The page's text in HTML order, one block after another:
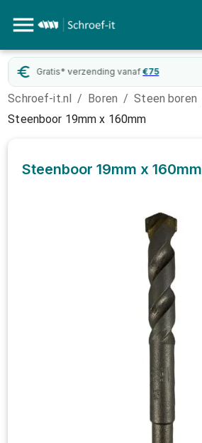
Gratis* verzending vanaf €75
Schroef-it.nl / Boren / Steen boren
Steenboor 19mm x 160mm
Steenboor 19mm x 160mm